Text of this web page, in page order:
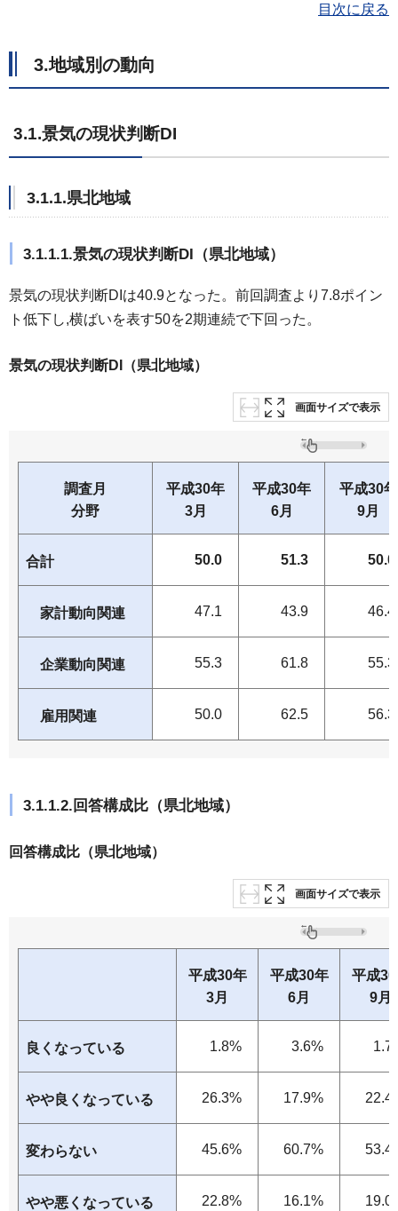
目次に戻る
3.地域別の動向
3.1.景気の現状判断DI
3.1.1.県北地域
3.1.1.1.景気の現状判断DI（県北地域）
景気の現状判断DIは40.9となった。前回調査より7.8ポイン
ト低下し,横ばいを表す50を2期連続で下回った。
景気の現状判断DI（県北地域）
画面サイズで表示
調査月
分野
平成30年
3月
平成30年
6月
平成30年
9月
合計 50.0 51.3 50.0
家計動向関連 47.1 43.9 46.4
企業動向関連 55.3 61.8 55.3
雇用関連 50.0 62.5 56.3
3.1.1.2.回答構成比（県北地域）
回答構成比（県北地域）
画面サイズで表示
平成30年
3月
平成30年
6月
平成
9月
良くなっている 1.8% 3.6%
やや良くなっている 26.3% 17.9%
変わらない 45.6% 60.7%
やや悪くなっている 22.8% 16.1%